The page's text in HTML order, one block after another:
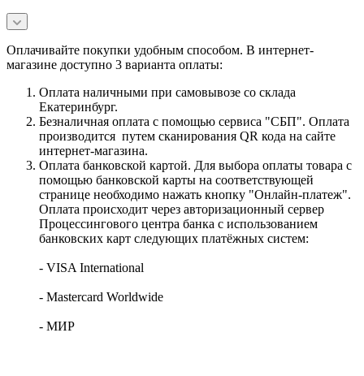
Оплачивайте покупки удобным способом. В интернет-
магазине доступно 3 варианта оплаты:
Оплата наличными при самовывозе со склада
Екатеринбург.
Безналичная оплата с помощью сервиса "СБП". Оплата
производится путем сканирования QR кода на сайте
интернет-магазина.
Оплата банковской картой. Для выбора оплаты товара с
помощью банковской карты на соответствующей
странице необходимо нажать кнопку "Онлайн-платеж".
Оплата происходит через авторизационный сервер
Процессингового центра банка с использованием
банковских карт следующих платёжных систем:
- VISA International
- Mastercard Worldwide
- МИР